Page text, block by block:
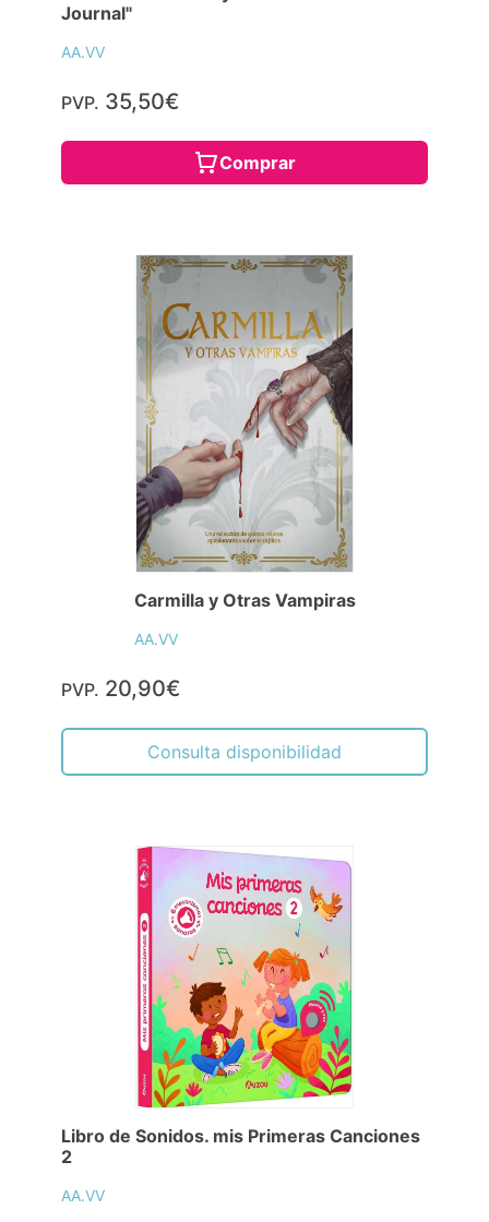
Journal"
AA.VV
PVP. 35,50€
Comprar
Carmilla y Otras Vampiras
AA.VV
PVP. 20,90€
Consulta disponibilidad
Libro de Sonidos. mis Primeras Canciones
2
AA.VV